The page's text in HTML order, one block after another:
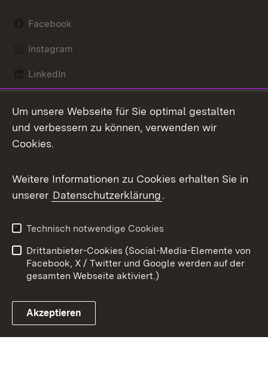
Facebook
Instagram
LinkedIn
X / Twitter
Youtube
Link zum Landesportal
Kontakt
Datenschutz
Barrierefreiheit
Impressum
Cookies
Um unsere Webseite für Sie optimal gestalten
und verbessern zu können, verwenden wir
Cookies.
Weitere Informationen zu Cookies erhalten Sie in
unserer Datenschutzerklärung.
Technisch notwendige Cookies
Drittanbieter-Cookies (Social-Media-Elemente von
Facebook, X / Twitter und Google werden auf der
gesamten Webseite aktiviert.)
Akzeptieren